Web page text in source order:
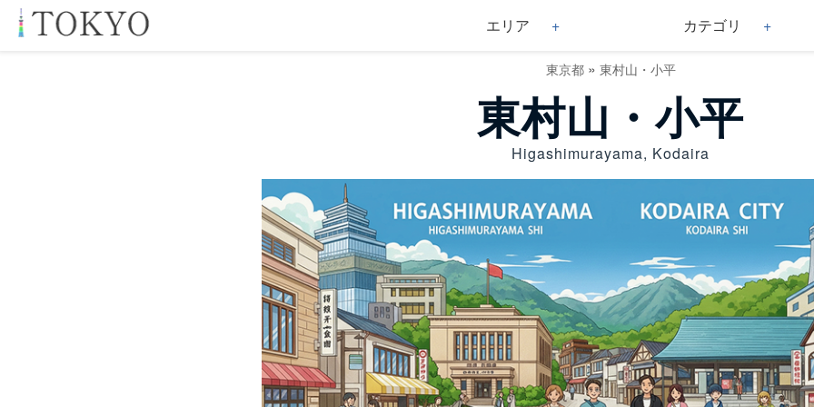
エリア カテゴリ
東京都» 東村山・小平
東村山・小平
Higashimurayama, Kodaira